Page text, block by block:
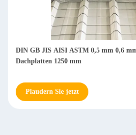
DIN GB JIS AISI ASTM 0,5 mm 0,6
Dachplatten 1250 mm
Plaudern Sie jetzt